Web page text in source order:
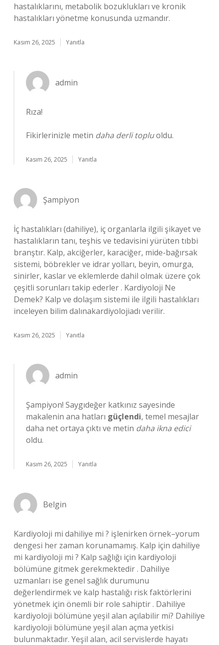
hastalıklarını, metabolik bozuklukları ve kronik
hastalıkları yönetme konusunda uzmandır.
Kasım 26, 2025 Yanıtla
admin
Rıza!
Fikirlerinizle metin daha derli topluoldu.
Kasım 26, 2025 Yanıtla
Şampiyon
İç hastalıkları (dahiliye), iç organlarla ilgili şikayet ve
hastalıkların tanı, teşhis ve tedavisini yürüten tıbbi
branştır. Kalp, akciğerler, karaciğer, mide-bağırsak
sistemi, böbrekler ve idrar yolları, beyin, omurga,
sinirler, kaslar ve eklemlerde dahil olmak üzere çok
çeşitli sorunları takip ederler . Kardiyoloji Ne
Demek? Kalp ve dolaşım sistemi ile ilgili hastalıkları
inceleyen bilim dalınakardiyolojiadı verilir.
Kasım 26, 2025 Yanıtla
admin
Şampiyon! Saygıdeğer katkınız sayesinde
makalenin ana hatları güçlendi, temel mesajlar
daha net ortaya çıktı ve metin daha ikna edici
oldu.
Kasım 26, 2025 Yanıtla
Belgin
Kardiyoloji mi dahiliye mi ? işlenirken örnek–yorum
dengesi her zaman korunamamış. Kalp için dahiliye
mi kardiyoloji mi ? Kalp sağlığı için kardiyoloji
bölümüne gitmek gerekmektedir . Dahiliye
uzmanları ise genel sağlık durumunu
değerlendirmek ve kalp hastalığı risk faktörlerini
yönetmek için önemli bir role sahiptir . Dahiliye
kardiyoloji bölümüne yeşil alan açılabilir mi? Dahiliye
kardiyoloji bölümüne yeşil alan açma yetkisi
bulunmaktadır. Yeşil alan, acil servislerde hayatı